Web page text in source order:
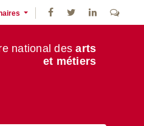
national desarts
et métiers